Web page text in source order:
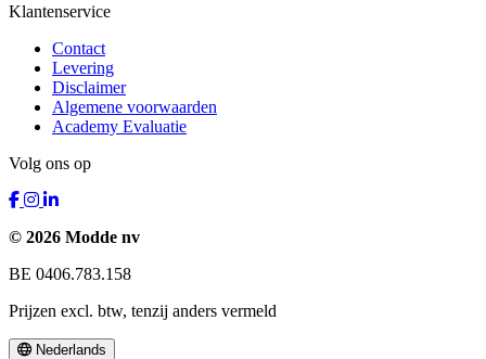
Klantenservice
Contact
Levering
Disclaimer
Algemene voorwaarden
Academy Evaluatie
Volg ons op
© 2026 Modde nv
BE 0406.783.158
Prijzen excl. btw, tenzij anders vermeld
Nederlands